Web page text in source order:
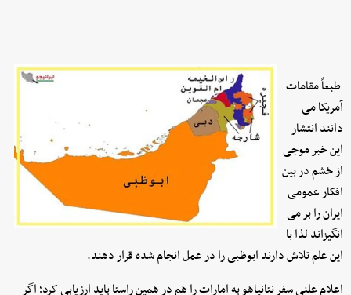
طبعاً مقامات
آمریکا می
دانند انتشار
این خبر موجی
از خشم در بین
افکار عمومی
ایران را بر می
انگیزاند لذا با
این علم تلاش دارند ابوظبی را در عمل انجام شده قرار دهند.
اعلام علنی سفر نتانیاهو به امارات را هم در همین راستا باید ارزیابی کرد؛ اگر